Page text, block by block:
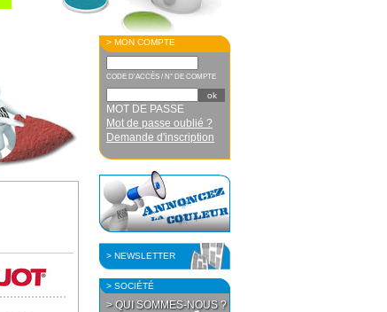
> MON COMPTE
CODE D'ACCÈS / N° DE COMPTE
MOT DE PASSE
Mot de passe oublié ?
Demande d'inscription
> NEWSLETTER
> SOCIÉTÉ
> QUI SOMMES-NOUS ?